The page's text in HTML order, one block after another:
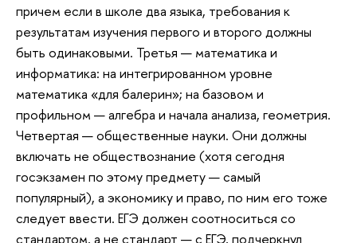
причем если в школе два языка, требования к
результатам изучения первого и второго должны
быть одинаковыми. Третья — математика и
информатика: на интегрированном уровне
математика «для балерин»; на базовом и
профильном — алгебра и начала анализа, геометрия.
Четвертая — общественные науки. Они должны
включать не обществознание (хотя сегодня
госэкзамен по этому предмету — самый
популярный), а экономику и право, по ним его тоже
следует ввести. ЕГЭ должен соотноситься со
стандартом, а не стандарт — с ЕГЭ, подчеркнул